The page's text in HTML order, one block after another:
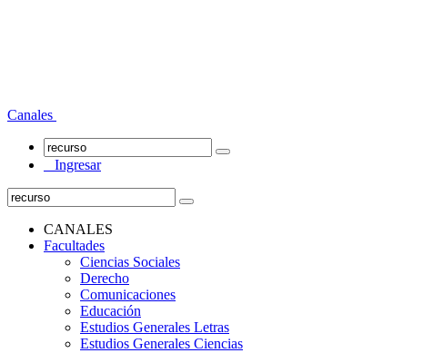
Canales
Ingresar
CANALES
Facultades
Ciencias Sociales
Derecho
Comunicaciones
Educación
Estudios Generales Letras
Estudios Generales Ciencias